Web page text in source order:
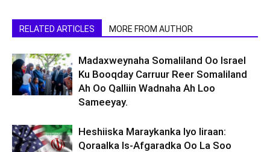
RELATED ARTICLES MORE FROM AUTHOR
Madaxweynaha Somaliland Oo Israel
Ku Booqday Carruur Reer Somaliland
Ah Oo Qalliin Wadnaha Ah Loo
Sameeyay.
Heshiiska Maraykanka Iyo Iiraan:
Qoraalka Is-Afgaradka Oo La Soo